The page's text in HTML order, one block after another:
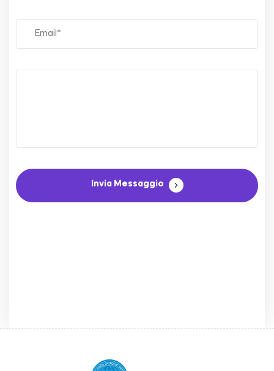
Invia Messaggio